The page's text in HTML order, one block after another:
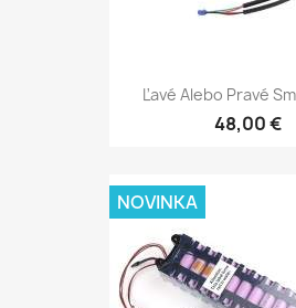
Ľavé Alebo Pravé
48,00 €
NOVINKA